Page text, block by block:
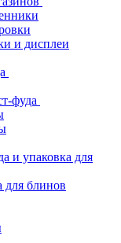
и дисплеи
фуда
и упаковка для
для блинов